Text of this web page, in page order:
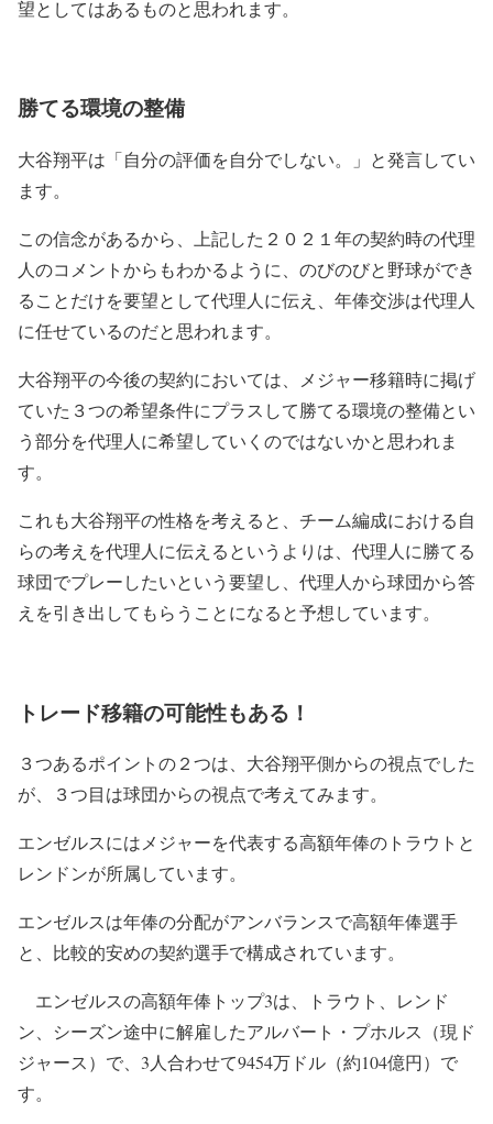
望としてはあるものと思われます。
勝てる環境の整備
大谷翔平は「自分の評価を自分でしない。」と発言してい
ます。
この信念があるから、上記した２０２１年の契約時の代理
人のコメントからもわかるように、のびのびと野球ができ
ることだけを要望として代理人に伝え、年俸交渉は代理人
に任せているのだと思われます。
大谷翔平の今後の契約においては、メジャー移籍時に掲げ
ていた３つの希望条件にプラスして勝てる環境の整備とい
う部分を代理人に希望していくのではないかと思われま
す。
これも大谷翔平の性格を考えると、チーム編成における自
らの考えを代理人に伝えるというよりは、代理人に勝てる
球団でプレーしたいという要望し、代理人から球団から答
えを引き出してもらうことになると予想しています。
トレード移籍の可能性もある！
３つあるポイントの２つは、大谷翔平側からの視点でした
が、３つ目は球団からの視点で考えてみます。
エンゼルスにはメジャーを代表する高額年俸のトラウトと
レンドンが所属しています。
エンゼルスは年俸の分配がアンバランスで高額年俸選手
と、比較的安めの契約選手で構成されています。
エンゼルスの高額年俸トップ3は、トラウト、レンド
ン、シーズン途中に解雇したアルバート・プホルス（現ド
ジャース）で、3人合わせて9454万ドル（約104億円）で
す。